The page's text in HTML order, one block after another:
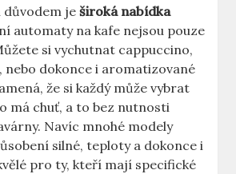
důvodem je‌široká ⁢nabídka
automaty na kafe nejsou pouze⁤
si vychutnat cappuccino,
nebo dokonce ‌i aromatizované
že si každý⁢ může vybrat
má⁤ chuť, a to bez nutnosti
Navíc​ mnohé modely
silné, teploty a⁢ dokonce i
pro ty,⁤ kteří mají specifické